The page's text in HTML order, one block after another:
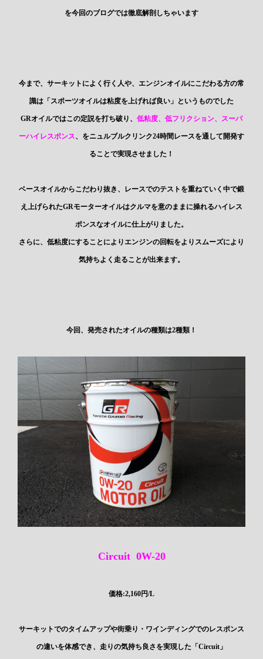
を今回のブログでは徹底解剖しちゃいます
今まで、サーキットによく行く人や、エンジンオイルにこだわる方の常
識は「スポーツオイルは粘度を上げれば良い」というものでした
GRオイルではこの定説を打ち破り、 低粘度、低フリクション、スーパ
ーハイレスポンス、をニュルブルクリンク24時間レースを通して開発す
ることで実現させました！
ベースオイルからこだわり抜き、レースでのテストを重ねていく中で鍛
え上げられたGRモーターオイルはクルマを意のままに操れるハイレス
ポンスなオイルに仕上がりました。
さらに、低粘度にすることによりエンジンの回転をよりスムーズにより
気持ちよく走ることが出来ます。
今回、発売されたオイルの種類は2種類！
Circuit 0W-20
価格:2,160円/L
サーキットでのタイムアップや街乗り・ワインディングでのレスポンス
の違いを体感でき、走りの気持ち良さを実現した「Circuit」